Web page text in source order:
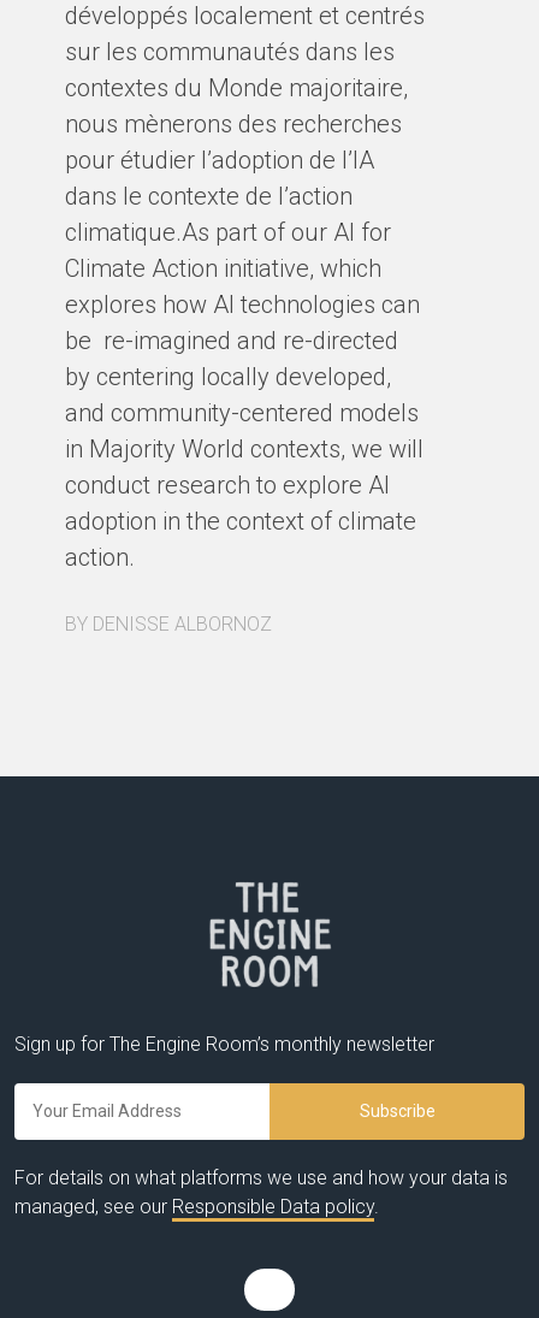
développés localement et centrés
sur les communautés dans les
contextes du Monde majoritaire,
nous mènerons des recherches
pour étudier l’adoption de l’IA
dans le contexte de l’action
climatique.As part of our AI for
Climate Action initiative, which
explores how AI technologies can
be re-imagined and re-directed
by centering locally developed,
and community-centered models
in Majority World contexts, we will
conduct research to explore AI
adoption in the context of climate
action.
BY DENISSE ALBORNOZ
Sign up for The Engine Room’s monthly newsletter
For details on what platforms we use and how your data is
managed, see our Responsible Data policy.